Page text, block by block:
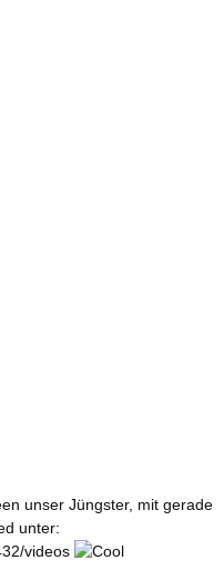
unser Jüngster, mit gerade
unter:
videos